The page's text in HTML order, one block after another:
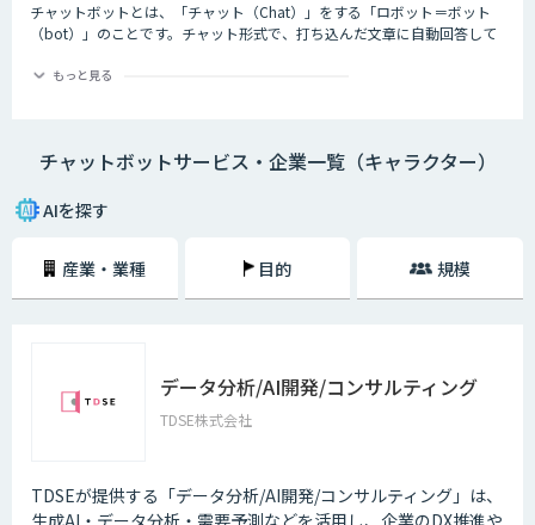
チャットボットとは、「チャット（Chat）」をする「ロボット＝ボット
（bot）」のことです。チャット形式で、打ち込んだ文章に自動回答して
・AI型チャットボットの特徴
「機械学習型」といわれる仕組みを採用したチャットボットで、文章全体
の意味を理解した上で回答を返すことができるという特徴を持っていま
め、その学習を重ねるごとにチャットの回答精度が向上されていくのが大
シナリオ型チャットボットにはAIが搭載されていないため、「Aという単
語が含まれていたらBを返答する」といったルールを人間が事前に設定し
ておかなければなりません。また、AI型のように学習を重ねていくわけで
企業がチャットボットを導入するメリットは以下3つが挙げられます。
もっと見る
チャットボットサービス・企業一覧（キャラクター）
AIを探す
産業・業種 目的 規模
データ分析/AI開発/コンサルティング
TDSE株式会社
TDSEが提供する「データ分析/AI開発/コンサルティング」は、
生成AI・データ分析・需要予測などを活用し、企業のDX推進や